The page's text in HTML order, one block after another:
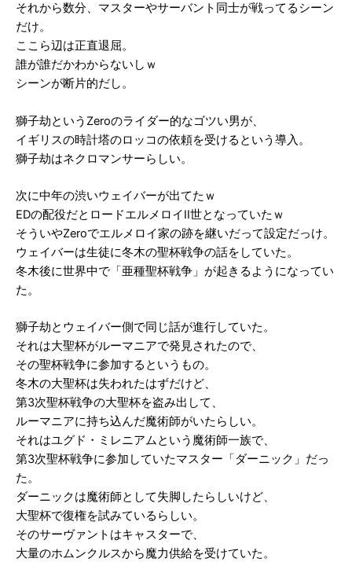
それから数分、マスターやサーバント同士が戦ってるシーン
だけ。
ここら辺は正直退屈。
誰が誰だかわからないしｗ
シーンが断片的だし。
獅子劫というZeroのライダー的なゴツい男が、
イギリスの時計塔のロッコの依頼を受けるという導入。
獅子劫はネクロマンサーらしい。
次に中年の渋いウェイバーが出てたｗ
EDの配役だとロードエルメロイII世となっていたｗ
そういやZeroでエルメロイ家の跡を継いだって設定だっけ。
ウェイバーは生徒に冬木の聖杯戦争の話をしていた。
冬木後に世界中で「亜種聖杯戦争」が起きるようになってい
た。
獅子劫とウェイバー側で同じ話が進行していた。
それは大聖杯がルーマニアで発見されたので、
その聖杯戦争に参加するというもの。
冬木の大聖杯は失われたはずだけど、
第3次聖杯戦争の大聖杯を盗み出して、
ルーマニアに持ち込んだ魔術師がいたらしい。
それはユグド・ミレニアムという魔術師一族で、
第3次聖杯戦争に参加していたマスター「ダーニック」だっ
た。
ダーニックは魔術師として失脚したらしいけど、
大聖杯で復権を試みているらしい。
そのサーヴァントはキャスターで、
大量のホムンクルスから魔力供給を受けていた。